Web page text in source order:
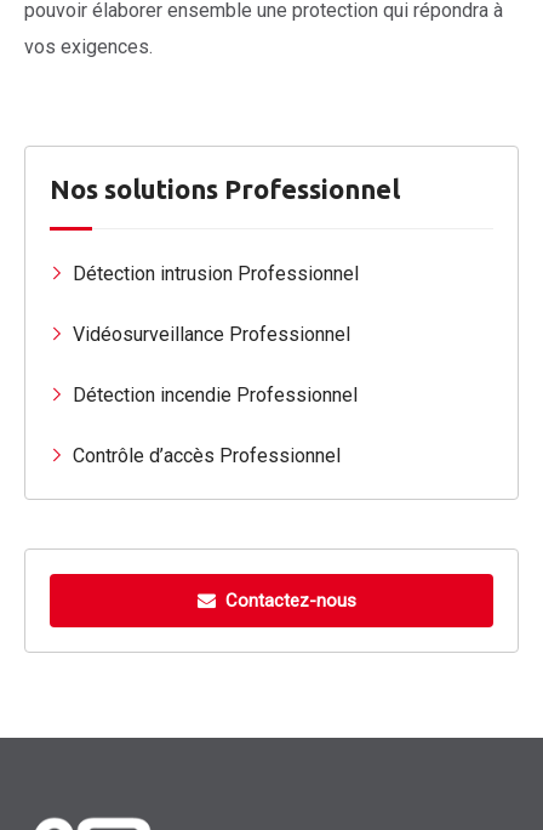
pouvoir élaborer ensemble une protection qui répondra à
vos exigences.
Nos solutions Professionnel
Détection intrusion Professionnel
Vidéosurveillance Professionnel
Détection incendie Professionnel
Contrôle d’accès Professionnel
Contactez-nous